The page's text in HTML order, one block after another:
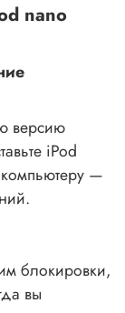
nano
версию
iPod
—
блокировки,
вы